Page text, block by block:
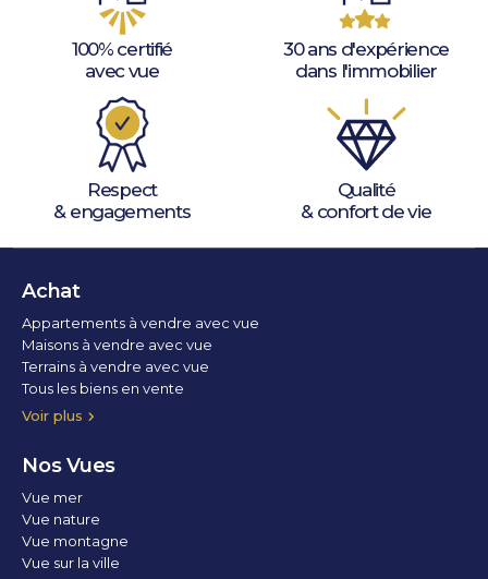
100% certifié
avec vue
30 ans d'expérience
dans l'immobilier
Respect
& engagements
Qualité
& confort de vie
Achat
Voir plus
Appartements à vendre avec vue
Maisons à vendre avec vue
Terrains à vendre avec vue
Tous les biens en vente
Nos Vues
Vue mer
Vue nature
Vue montagne
Vue sur la ville